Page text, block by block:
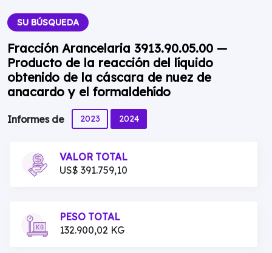
SU BÚSQUEDA
Fracción Arancelaria 3913.90.05.00 —
Producto de la reacción del líquido
obtenido de la cáscara de nuez de
anacardo y el formaldehído
Informes de 2023 2024
VALOR TOTAL
US$ 391.759,10
PESO TOTAL
132.900,02 KG